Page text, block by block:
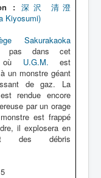
: 深沢 清澄
Kiyosumi)
Sakurakaoka
pas dans cet
où U.G.M. est
un monstre géant
de gaz. La
rendue encore
par un orage
est frappé
il explosera en
des débris